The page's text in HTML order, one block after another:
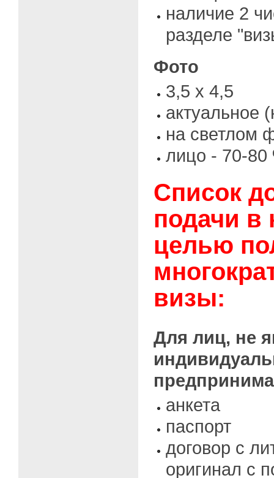
наличие 2
разделе
Фото
3,5 x 4,5
актуальное
на светлом
лицо - 70-80
Список
подачи в
целью
визы:
Для лиц, не
анкета
паспорт
договор с
оригинал с